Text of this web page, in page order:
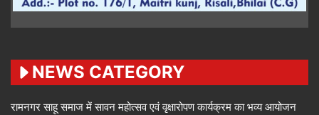
NEWS CATEGORY
रामनगर साहू समाज में सावन महोत्सव एवं वृक्षारोपण कार्यक्रम का भव्य आयोजन